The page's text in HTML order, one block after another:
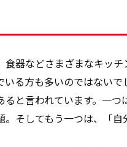
器などさまざまなキッ
る方も多いのではないで
と言われています。一
そしてもう一つは、「